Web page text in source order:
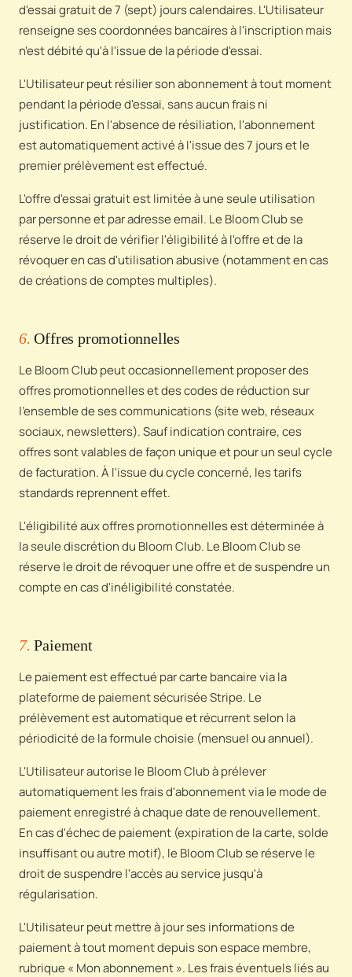
d'essai gratuit de 7 (sept) jours calendaires. L'Utilisateur
renseigne ses coordonnées bancaires à l'inscription mais
n'est débité qu'à l'issue de la période d'essai.
L'Utilisateur peut résilier son abonnement à tout moment
pendant la période d'essai, sans aucun frais ni
justification. En l'absence de résiliation, l'abonnement
est automatiquement activé à l'issue des 7 jours et le
premier prélèvement est effectué.
L'offre d'essai gratuit est limitée à une seule utilisation
par personne et par adresse email. Le Bloom Club se
réserve le droit de vérifier l'éligibilité à l'offre et de la
révoquer en cas d'utilisation abusive (notamment en cas
de créations de comptes multiples).
6. Offres promotionnelles
Le Bloom Club peut occasionnellement proposer des
offres promotionnelles et des codes de réduction sur
l'ensemble de ses communications (site web, réseaux
sociaux, newsletters). Sauf indication contraire, ces
offres sont valables de façon unique et pour un seul cycle
de facturation. À l'issue du cycle concerné, les tarifs
standards reprennent effet.
L'éligibilité aux offres promotionnelles est déterminée à
la seule discrétion du Bloom Club. Le Bloom Club se
réserve le droit de révoquer une offre et de suspendre un
compte en cas d'inéligibilité constatée.
7. Paiement
Le paiement est effectué par carte bancaire via la
plateforme de paiement sécurisée Stripe. Le
prélèvement est automatique et récurrent selon la
périodicité de la formule choisie (mensuel ou annuel).
L'Utilisateur autorise le Bloom Club à prélever
automatiquement les frais d'abonnement via le mode de
paiement enregistré à chaque date de renouvellement.
En cas d'échec de paiement (expiration de la carte, solde
insuffisant ou autre motif), le Bloom Club se réserve le
droit de suspendre l'accès au service jusqu'à
régularisation.
L'Utilisateur peut mettre à jour ses informations de
paiement à tout moment depuis son espace membre,
rubrique « Mon abonnement ». Les frais éventuels liés au